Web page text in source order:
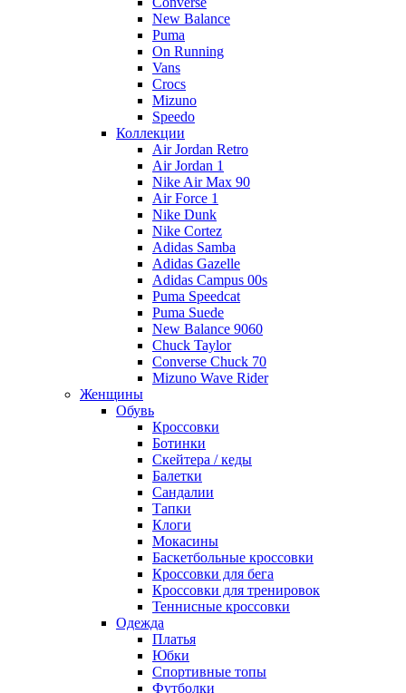
New Balance
Puma
On Running
Vans
Crocs
Mizuno
Speedo
Коллекции
Air Jordan Retro
Air Jordan 1
Nike Air Max 90
Air Force 1
Nike Dunk
Nike Cortez
Adidas Samba
Adidas Gazelle
Adidas Campus 00s
Puma Speedcat
Puma Suede
New Balance 9060
Chuck Taylor
Converse Chuck 70
Mizuno Wave Rider
Женщины
Обувь
Кроссовки
Ботинки
Скейтера / кеды
Балетки
Сандалии
Тапки
Клоги
Мокасины
Баскетбольные кроссовки
Кроссовки для бега
Кроссовки для тренировок
Теннисные кроссовки
Одежда
Платья
Юбки
Спортивные топы
Футболки